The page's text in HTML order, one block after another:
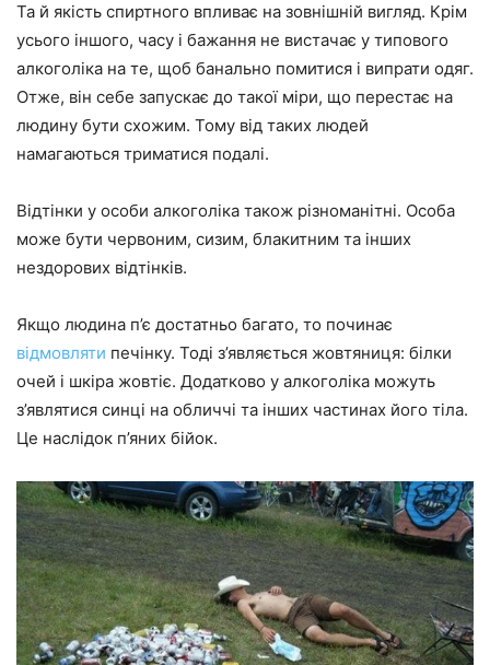
Та й якість спиртного впливає на зовнішній вигляд. Крім
усього іншого, часу і бажання не вистачає у типового
алкоголіка на те, щоб банально помитися і випрати одяг.
Отже, він себе запускає до такої міри, що перестає на
людину бути схожим. Тому від таких людей
намагаються триматися подалі.
Відтінки у особи алкоголіка також різноманітні. Особа
може бути червоним, сизим, блакитним та інших
нездорових відтінків.
Якщо людина п’є достатньо багато, то починає
відмовляти печінку. Тоді з’являється жовтяниця: білки
очей і шкіра жовтіє. Додатково у алкоголіка можуть
з’являтися синці на обличчі та інших частинах його тіла.
Це наслідок п’яних бійок.